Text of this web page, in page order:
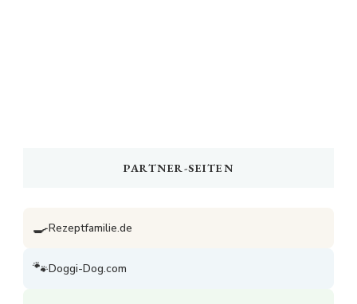
PARTNER-SEITEN
🍳Rezeptfamilie.de
🐾Doggi-Dog.com